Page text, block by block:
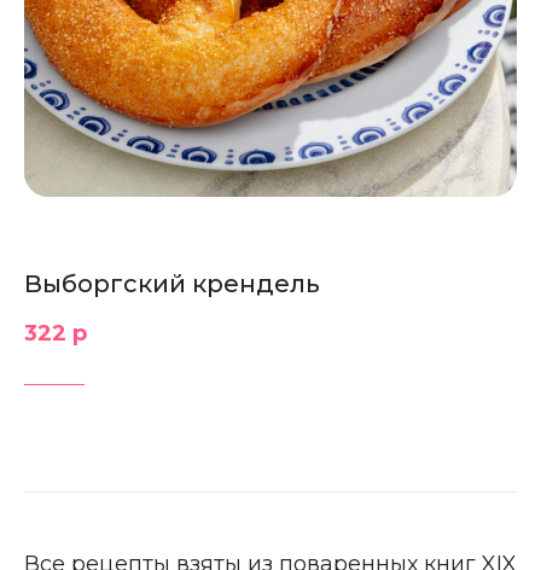
Выборгский крендель
322 р
Все рецепты взяты из поваренных книг XIX